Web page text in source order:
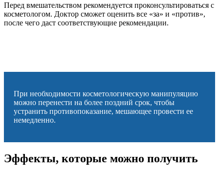
Перед вмешательством рекомендуется проконсультироваться с
косметологом. Доктор сможет оценить все «за» и «против»,
после чего даст соответствующие рекомендации.
При необходимости косметологическую манипуляцию
можно перенести на более поздний срок, чтобы
устранить противопоказание, мешающее провести ее
немедленно.
Эффекты, которые можно получить